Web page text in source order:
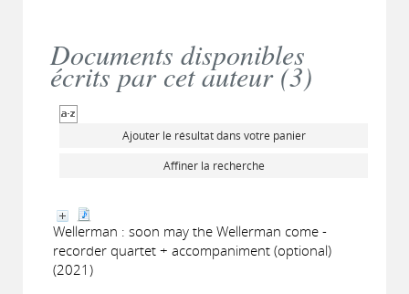
Documents disponibles
écrits par cet auteur (3)
Ajouter le résultat dans votre panier
Affiner la recherche
Wellerman : soon may the Wellerman come -
recorder quartet + accompaniment (optional)
(2021)